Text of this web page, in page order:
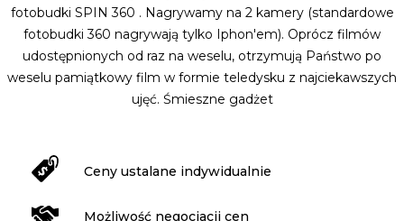
fotobudki SPIN 360 . Nagrywamy na 2 kamery (standardowe
fotobudki 360 nagrywają tylko Iphon'em). Oprócz filmów
udostępnionych od raz na weselu, otrzymują Państwo po
weselu pamiątkowy film w formie teledysku z najciekawszych
ujęć. Śmieszne gadżet
Ceny ustalane indywidualnie
Możliwość negocjacji cen